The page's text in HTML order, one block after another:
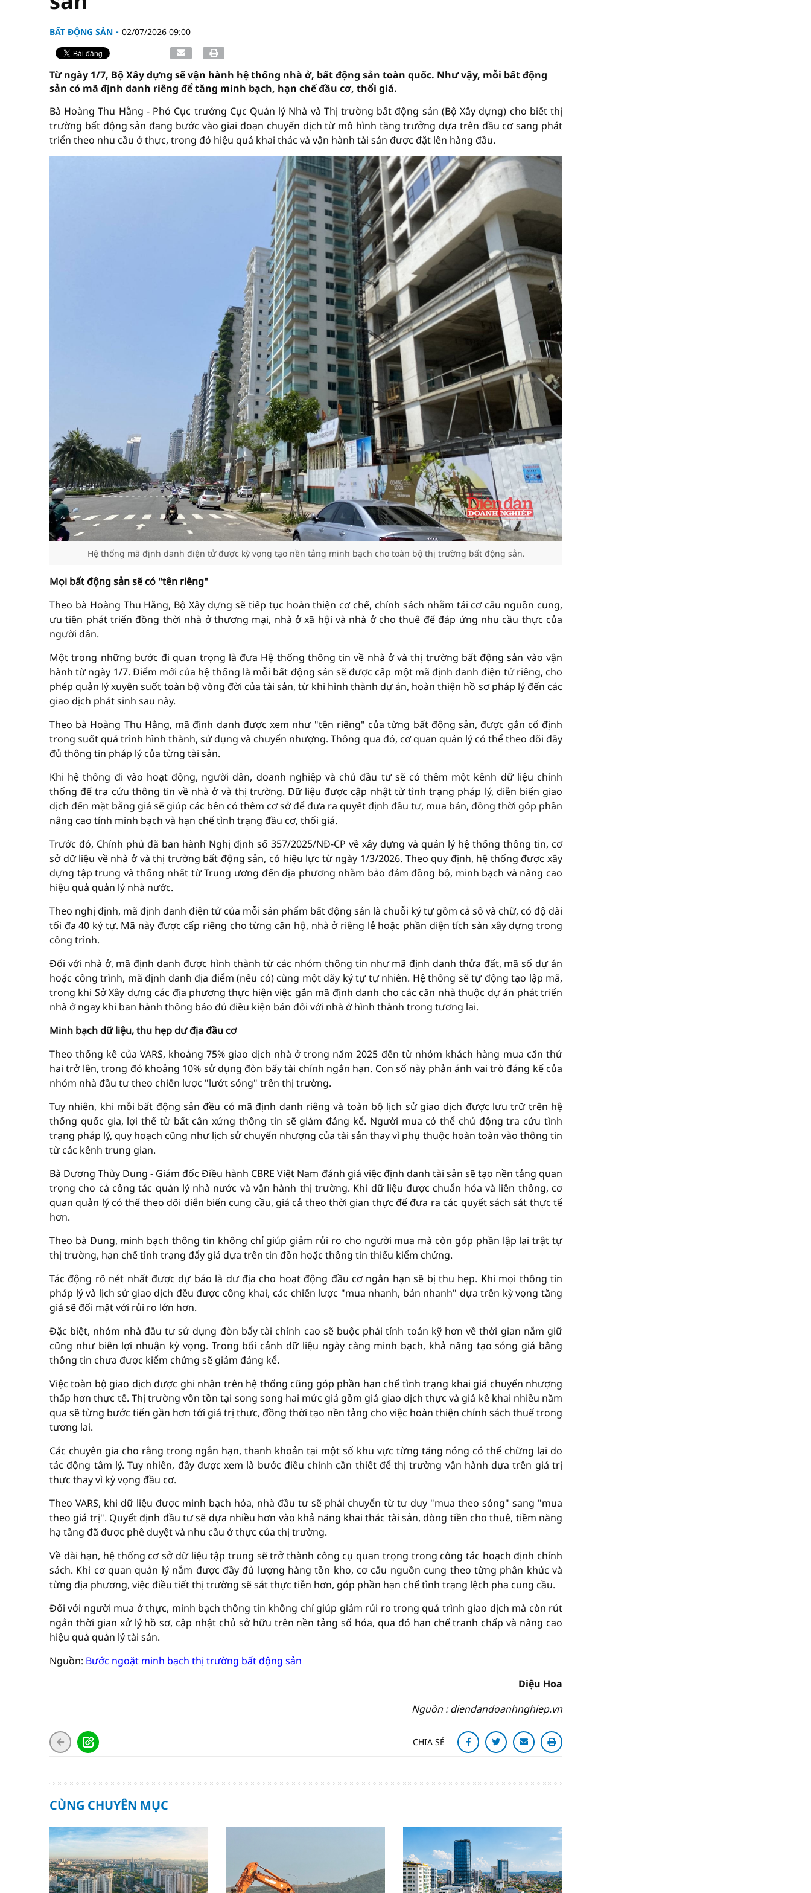
BẤT ĐỘNG SẢN 02/07/2026 09:00
Từ ngày 1/7, Bộ Xây dựng sẽ vận hành hệ thống nhà ở, bất động sản toàn quốc. Như vậy, mỗi bất động
sản có mã định danh riêng để tăng minh bạch, hạn chế đầu cơ, thổi giá.
Bà Hoàng Thu Hằng - Phó Cục trưởng Cục Quản lý Nhà và Thị trường bất động sản (Bộ Xây dựng) cho biết thị
trường bất động sản đang bước vào giai đoạn chuyển dịch từ mô hình tăng trưởng dựa trên đầu cơ sang phát
triển theo nhu cầu ở thực, trong đó hiệu quả khai thác và vận hành tài sản được đặt lên hàng đầu.
Hệ thống mã định danh điện tử được kỳ vọng tạo nền tảng minh bạch cho toàn bộ thị trường bất động sản.
Mọi bất động sản sẽ có "tên riêng"
Theo bà Hoàng Thu Hằng, Bộ Xây dựng sẽ tiếp tục hoàn thiện cơ chế, chính sách nhằm tái cơ cấu nguồn cung,
ưu tiên phát triển đồng thời nhà ở thương mại, nhà ở xã hội và nhà ở cho thuê để đáp ứng nhu cầu thực của
người dân.
Một trong những bước đi quan trọng là đưa Hệ thống thông tin về nhà ở và thị trường bất động sản vào vận
hành từ ngày 1/7. Điểm mới của hệ thống là mỗi bất động sản sẽ được cấp một mã định danh điện tử riêng, cho
phép quản lý xuyên suốt toàn bộ vòng đời của tài sản, từ khi hình thành dự án, hoàn thiện hồ sơ pháp lý đến các
giao dịch phát sinh sau này.
Theo bà Hoàng Thu Hằng, mã định danh được xem như "tên riêng" của từng bất động sản, được gắn cố định
trong suốt quá trình hình thành, sử dụng và chuyển nhượng. Thông qua đó, cơ quan quản lý có thể theo dõi đầy
đủ thông tin pháp lý của từng tài sản.
Khi hệ thống đi vào hoạt động, người dân, doanh nghiệp và chủ đầu tư sẽ có thêm một kênh dữ liệu chính
thống để tra cứu thông tin về nhà ở và thị trường. Dữ liệu được cập nhật từ tình trạng pháp lý, diễn biến giao
dịch đến mặt bằng giá sẽ giúp các bên có thêm cơ sở để đưa ra quyết định đầu tư, mua bán, đồng thời góp phần
nâng cao tính minh bạch và hạn chế tình trạng đầu cơ, thổi giá.
Trước đó, Chính phủ đã ban hành Nghị định số 357/2025/NĐ-CP về xây dựng và quản lý hệ thống thông tin, cơ
sở dữ liệu về nhà ở và thị trường bất động sản, có hiệu lực từ ngày 1/3/2026. Theo quy định, hệ thống được xây
dựng tập trung và thống nhất từ Trung ương đến địa phương nhằm bảo đảm đồng bộ, minh bạch và nâng cao
hiệu quả quản lý nhà nước.
Theo nghị định, mã định danh điện tử của mỗi sản phẩm bất động sản là chuỗi ký tự gồm cả số và chữ, có độ dài
tối đa 40 ký tự. Mã này được cấp riêng cho từng căn hộ, nhà ở riêng lẻ hoặc phần diện tích sàn xây dựng trong
công trình.
Đối với nhà ở, mã định danh được hình thành từ các nhóm thông tin như mã định danh thửa đất, mã số dự án
hoặc công trình, mã định danh địa điểm (nếu có) cùng một dãy ký tự tự nhiên. Hệ thống sẽ tự động tạo lập mã,
trong khi Sở Xây dựng các địa phương thực hiện việc gắn mã định danh cho các căn nhà thuộc dự án phát triển
nhà ở ngay khi ban hành thông báo đủ điều kiện bán đối với nhà ở hình thành trong tương lai.
Minh bạch dữ liệu, thu hẹp dư địa đầu cơ
Theo thống kê của VARS, khoảng 75% giao dịch nhà ở trong năm 2025 đến từ nhóm khách hàng mua căn thứ
hai trở lên, trong đó khoảng 10% sử dụng đòn bẩy tài chính ngắn hạn. Con số này phản ánh vai trò đáng kể của
nhóm nhà đầu tư theo chiến lược "lướt sóng" trên thị trường.
Tuy nhiên, khi mỗi bất động sản đều có mã định danh riêng và toàn bộ lịch sử giao dịch được lưu trữ trên hệ
thống quốc gia, lợi thế từ bất cân xứng thông tin sẽ giảm đáng kể. Người mua có thể chủ động tra cứu tình
trạng pháp lý, quy hoạch cũng như lịch sử chuyển nhượng của tài sản thay vì phụ thuộc hoàn toàn vào thông tin
từ các kênh trung gian.
Bà Dương Thùy Dung - Giám đốc Điều hành CBRE Việt Nam đánh giá việc định danh tài sản sẽ tạo nền tảng quan
trọng cho cả công tác quản lý nhà nước và vận hành thị trường. Khi dữ liệu được chuẩn hóa và liên thông, cơ
quan quản lý có thể theo dõi diễn biến cung cầu, giá cả theo thời gian thực để đưa ra các quyết sách sát thực tế
hơn.
Theo bà Dung, minh bạch thông tin không chỉ giúp giảm rủi ro cho người mua mà còn góp phần lập lại trật tự
thị trường, hạn chế tình trạng đẩy giá dựa trên tin đồn hoặc thông tin thiếu kiểm chứng.
Tác động rõ nét nhất được dự báo là dư địa cho hoạt động đầu cơ ngắn hạn sẽ bị thu hẹp. Khi mọi thông tin
pháp lý và lịch sử giao dịch đều được công khai, các chiến lược "mua nhanh, bán nhanh" dựa trên kỳ vọng tăng
giá sẽ đối mặt với rủi ro lớn hơn.
Đặc biệt, nhóm nhà đầu tư sử dụng đòn bẩy tài chính cao sẽ buộc phải tính toán kỹ hơn về thời gian nắm giữ
cũng như biên lợi nhuận kỳ vọng. Trong bối cảnh dữ liệu ngày càng minh bạch, khả năng tạo sóng giá bằng
thông tin chưa được kiểm chứng sẽ giảm đáng kể.
Việc toàn bộ giao dịch được ghi nhận trên hệ thống cũng góp phần hạn chế tình trạng khai giá chuyển nhượng
thấp hơn thực tế. Thị trường vốn tồn tại song song hai mức giá gồm giá giao dịch thực và giá kê khai nhiều năm
qua sẽ từng bước tiến gần hơn tới giá trị thực, đồng thời tạo nền tảng cho việc hoàn thiện chính sách thuế trong
tương lai.
Các chuyên gia cho rằng trong ngắn hạn, thanh khoản tại một số khu vực từng tăng nóng có thể chững lại do
tác động tâm lý. Tuy nhiên, đây được xem là bước điều chỉnh cần thiết để thị trường vận hành dựa trên giá trị
thực thay vì kỳ vọng đầu cơ.
Theo VARS, khi dữ liệu được minh bạch hóa, nhà đầu tư sẽ phải chuyển từ tư duy "mua theo sóng" sang "mua
theo giá trị". Quyết định đầu tư sẽ dựa nhiều hơn vào khả năng khai thác tài sản, dòng tiền cho thuê, tiềm năng
hạ tầng đã được phê duyệt và nhu cầu ở thực của thị trường.
Về dài hạn, hệ thống cơ sở dữ liệu tập trung sẽ trở thành công cụ quan trọng trong công tác hoạch định chính
sách. Khi cơ quan quản lý nắm được đầy đủ lượng hàng tồn kho, cơ cấu nguồn cung theo từng phân khúc và
từng địa phương, việc điều tiết thị trường sẽ sát thực tiễn hơn, góp phần hạn chế tình trạng lệch pha cung cầu.
Đối với người mua ở thực, minh bạch thông tin không chỉ giúp giảm rủi ro trong quá trình giao dịch mà còn rút
ngắn thời gian xử lý hồ sơ, cập nhật chủ sở hữu trên nền tảng số hóa, qua đó hạn chế tranh chấp và nâng cao
hiệu quả quản lý tài sản.
Nguồn: Bước ngoặt minh bạch thị trường bất động sản
Diệu Hoa
Nguồn : diendandoanhnghiep.vn
CHIA SẺ
CÙNG CHUYÊN MỤC